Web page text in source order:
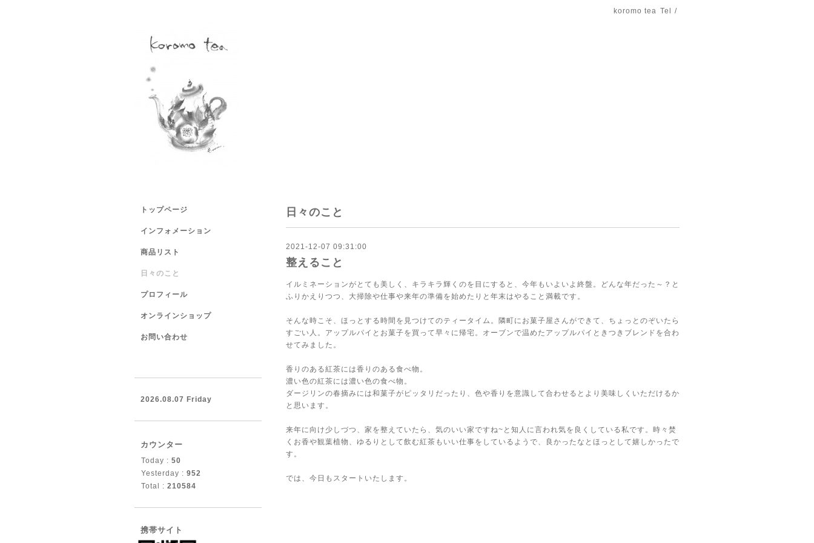
koromo tea Tel /
日々のこと
2021-12-07 09:31:00
整えること
イルミネーションがとても美しく、キラキラ輝くのを目にすると、今年もいよいよ終盤。どんな年だった～？と
ふりかえりつつ、大掃除や仕事や来年の準備を始めたりと年末はやること満載です。
そんな時こそ、ほっとする時間を見つけてのティータイム。隣町にお菓子屋さんができて、ちょっとのぞいたら
すごい人。アップルパイとお菓子を買って早々に帰宅。オーブンで温めたアップルパイときつきブレンドを合わ
せてみました。
香りのある紅茶には香りのある食べ物。
濃い色の紅茶には濃い色の食べ物。
ダージリンの春摘みには和菓子がピッタリだったり、色や香りを意識して合わせるとより美味しくいただけるか
と思います。
来年に向け少しづつ、家を整えていたら、気のいい家ですね~と知人に言われ気を良くしている私です。時々焚
くお香や観葉植物、ゆるりとして飲む紅茶もいい仕事をしているようで、良かったなとほっとして嬉しかったで
す。
では、今日もスタートいたします。
トップページ
インフォメーション
商品リスト
日々のこと
プロフィール
オンラインショップ
お問い合わせ
2026.08.07 Friday
カウンター
Today : 50
Yesterday : 952
Total : 210584
携帯サイト